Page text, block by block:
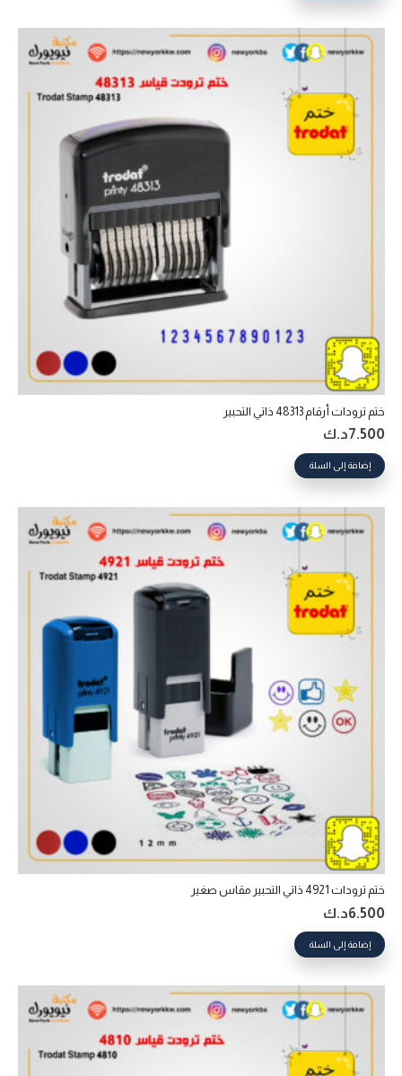
ختم ترودات أرقام 48313 ذاتي التحبير‎
7.500د.ك
إضافة إلى السلة
ختم ترودات 4921 ذاتي التحبير‎ مقاس صغير
6.500د.ك
إضافة إلى السلة